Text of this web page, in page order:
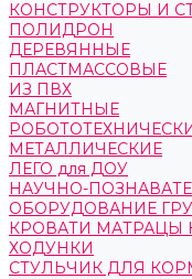
КОНСТРУКТОРЫ И
ПОЛИДРОН
ДЕРЕВЯННЫЕ
ПЛАСТМАССОВЫЕ
ИЗ ПВХ
МАГНИТНЫЕ
МЕТАЛЛИЧЕСКИЕ
ЛЕГО для ДОУ
НАУЧНО-
ОБОРУДОВАНИЕ
КРОВАТИ МАТРАЦЫ
ХОДУНКИ
СТУЛЬЧИК ДЛЯ